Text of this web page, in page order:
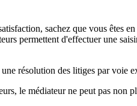
sachez que vous êtes
permettent d'effectuer une
résolution des litiges par voie
le médiateur ne peut pas non